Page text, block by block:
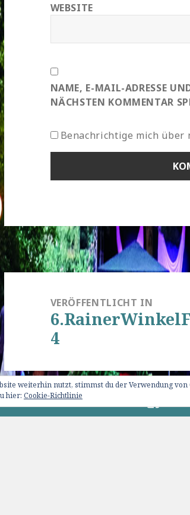
WEBSITE
NAME, E-MAIL-ADRESSE
NÄCHSTEN KOMMENTAR
Benachrichtige mich über
VERÖFFENTLICHT IN
4
weiterhin nutzt, stimmst du der Verwendung von
hier: Cookie-Richtlinie